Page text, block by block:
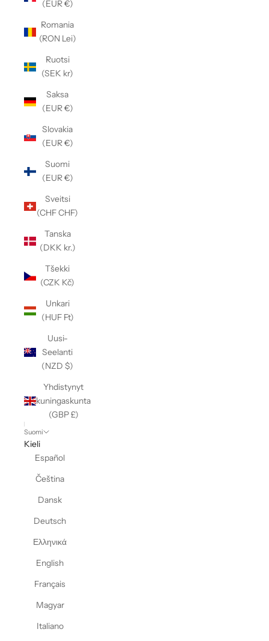
(EUR €)
Romania
(RON Lei)
Ruotsi
(SEK kr)
Saksa
(EUR €)
Slovakia
(EUR €)
Suomi
(EUR €)
Sveitsi
(CHF CHF)
Tanska
(DKK kr.)
Tšekki
(CZK Kč)
Unkari
(HUF Ft)
Uusi-
Seelanti
(NZD $)
Yhdistynyt
kuningaskunta
(GBP £)
Suomi
Kieli
Español
Čeština
Dansk
Deutsch
Ελληνικά
English
Français
Magyar
Italiano